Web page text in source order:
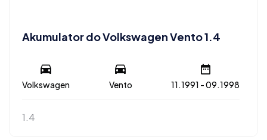
Akumulator do Volkswagen Vento 1.4
Volkswagen Vento 11.1991 - 09.1998
1.4